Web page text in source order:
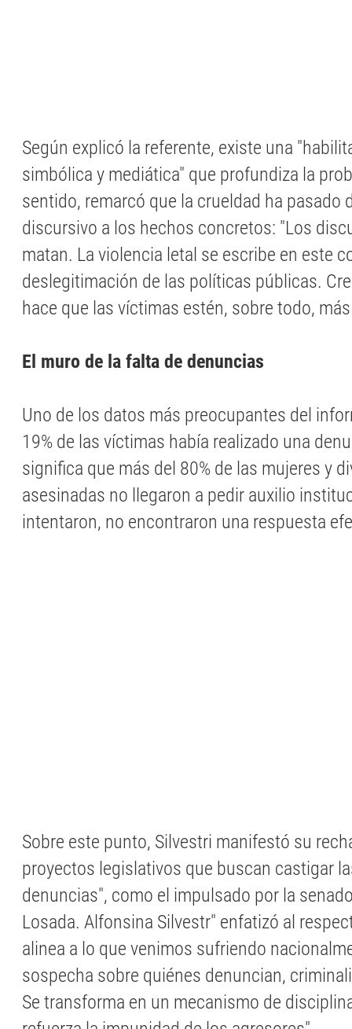
Según explicó la referente, existe una
simbólica y mediática" que profundiza la
sentido, remarcó que la crueldad ha pasado
discursivo a los hechos concretos: "Los
matan. La violencia letal se escribe en este
deslegitimación de las políticas públicas.
hace que las víctimas estén, sobre todo,
El muro de la falta de denuncias
Uno de los datos más preocupantes del
19% de las víctimas había realizado una
significa que más del 80% de las mujeres y
asesinadas no llegaron a pedir auxilio
intentaron, no encontraron una respuesta
Sobre este punto, Silvestri manifestó su
proyectos legislativos que buscan castigar
denuncias", como el impulsado por la
Losada. Alfonsina Silvestr" enfatizó al
alinea a lo que venimos sufriendo
sospecha sobre quiénes denuncian,
Se transforma en un mecanismo de